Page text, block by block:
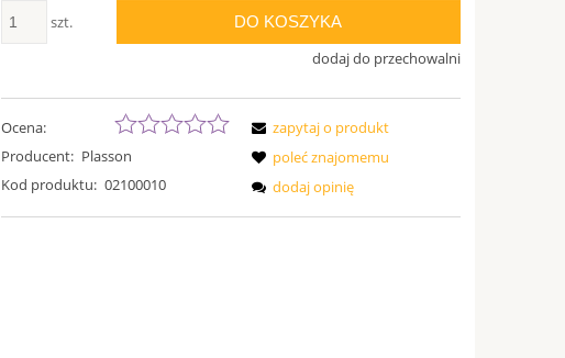
szt. DO KOSZYKA
dodaj do przechowalni
Ocena:
Producent: Plasson
Kod produktu: 02100010
zapytaj o produkt
poleć znajomemu
dodaj opinię